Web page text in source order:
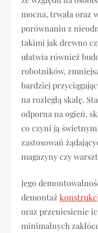
mocna, trwała oraz
porównaniu z
takimi jak drewno
ułatwia również
robotników,
bardziej
na rozległą skalę.
odporna na ogień,
co czyni ją
zastosowań
magazyny czy
Jego
demontaż
oraz przeniesienie
minimalnych